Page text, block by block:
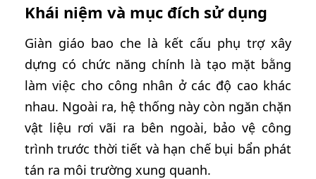
Khái niệm và mục đích sử dụng
Giàn giáo bao che là kết cấu phụ trợ xây
dựng có chức năng chính là tạo mặt bằng
làm việc cho công nhân ở các độ cao khác
nhau. Ngoài ra, hệ thống này còn ngăn chặn
vật liệu rơi vãi ra bên ngoài, bảo vệ công
trình trước thời tiết và hạn chế bụi bẩn phát
tán ra môi trường xung quanh.